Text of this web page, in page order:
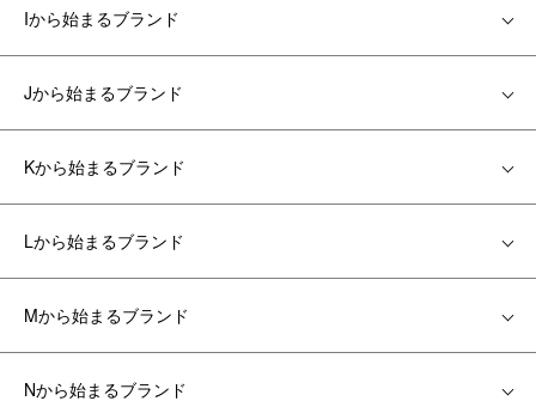
Iから始まるブランド
Jから始まるブランド
Kから始まるブランド
Lから始まるブランド
Mから始まるブランド
Nから始まるブランド